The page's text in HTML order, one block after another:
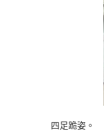
四足跪姿。